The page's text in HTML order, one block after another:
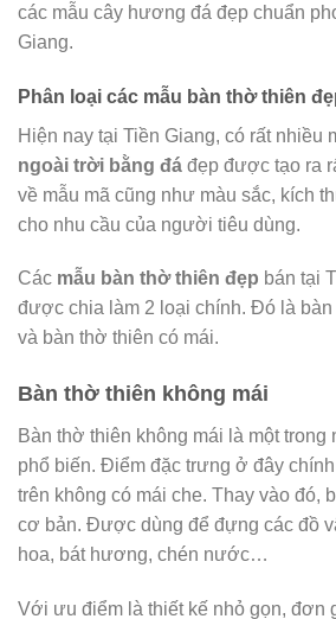
các mẫu cây hương đá đẹp chuẩn
Giang.
Phân loại các mẫu bàn thờ thiên
Hiện nay tại Tiền Giang, có rất nhiều
ngoài trời bằng đá đẹp được tạo ra
về mẫu mã cũng như màu sắc, kích
cho nhu cầu của người tiêu dùng.
Các mẫu bàn thờ thiên đẹp bán tại
được chia làm 2 loại chính. Đó là
và bàn thờ thiên có mái.
Bàn thờ thiên không mái
Bàn thờ thiên không mái là một trong
phổ biến. Điểm đặc trưng ở đây
trên không có mái che. Thay vào đó,
cơ bản. Được dùng để đựng các đồ
hoa, bát hương, chén nước…
Với ưu điểm là thiết kế nhỏ gọn, đơn